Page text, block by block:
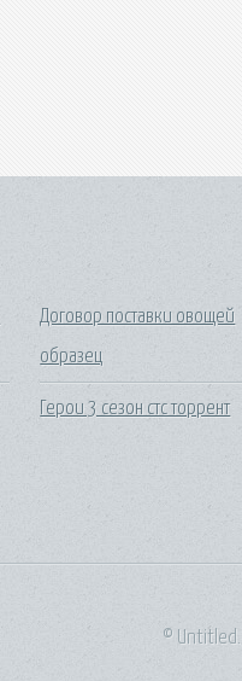
Договор поставки овощей
образец
Герои 3 сезон стс торрент
©